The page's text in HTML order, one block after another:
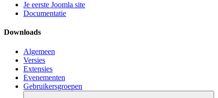
Je eerste Joomla site
Documentatie
Downloads
Algemeen
Versies
Extensies
Evenementen
Gebruikersgroepen